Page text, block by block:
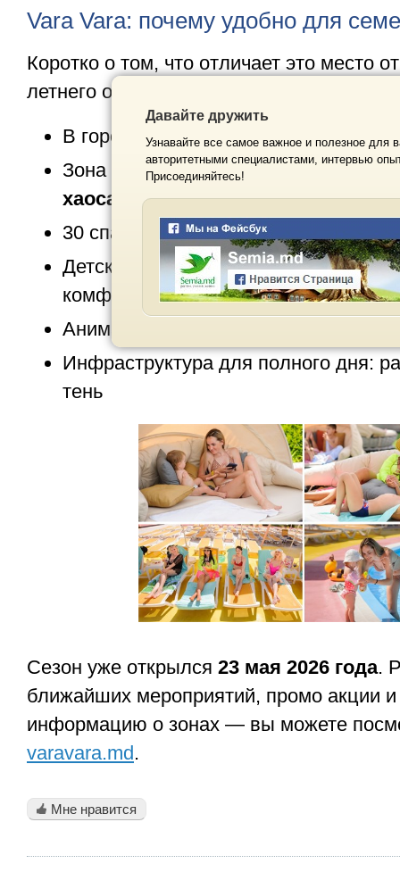
Vara Vara: почему удобно для
Коротко о том, что отличает это место
летнего отдыха в Кишинёве:
В городе — не нужно тратить день
Зона Family отделена от взрослой —
хаоса
30 спасателей ежедневно —
Детский бассейн с подогревом —
комфортно
Аниматоры, Kids Club, пенные
Инфраструктура для полного дня:
тень
Сезон уже открылся 23 мая 2026 года.
ближайших мероприятий, промо акции
информацию о зонах — вы можете
varavara.md.
Мне нравится
Давайте дружить
Узнавайте все самое важное и полезное для
авторитетными специалистами, интервью
Присоединяйтесь!